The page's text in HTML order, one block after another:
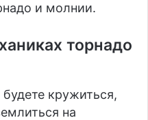
и молнии.
торнадо
кружиться,
на